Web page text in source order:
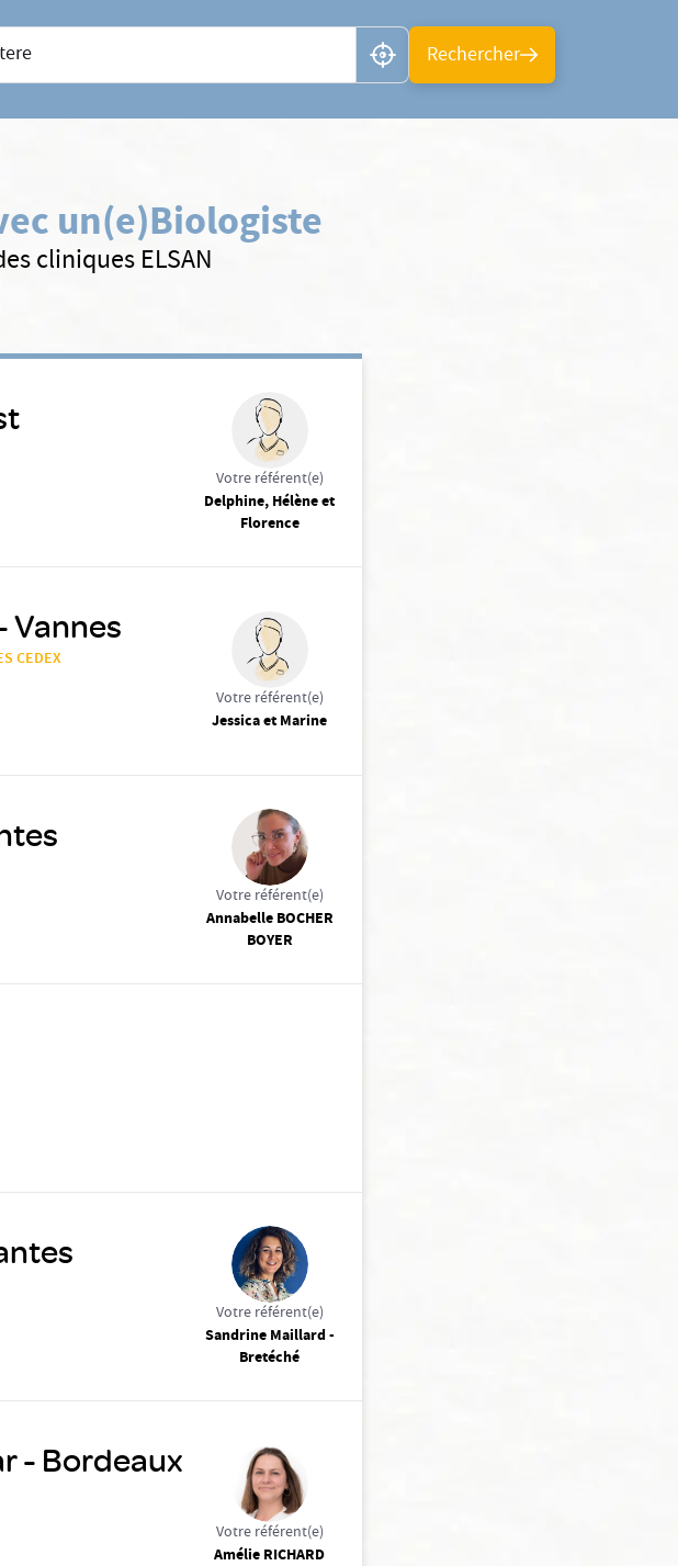
département, région ou CP
Rechercher
un(e)Biologiste
cliniques ELSAN
Votre référent(e)
Delphine, Hélène et
Florence
Vannes
CEDEX
Votre référent(e)
Jessica et Marine
Votre référent(e)
Annabelle BOCHER
BOYER
Votre référent(e)
Sandrine Maillard -
Bretéché
- Bordeaux
Votre référent(e)
Amélie RICHARD